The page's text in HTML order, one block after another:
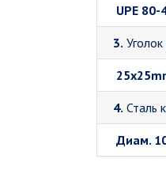
UPE 80-
3.
4. Сталь
Диам.